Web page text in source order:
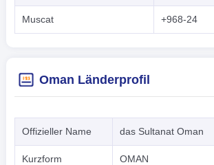
Muscat +968-24
Oman Länderprofil
Offizieller Name das Sultanat Oman
Kurzform OMAN